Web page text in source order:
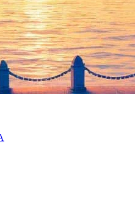
концерт в
Кирова
-21.00